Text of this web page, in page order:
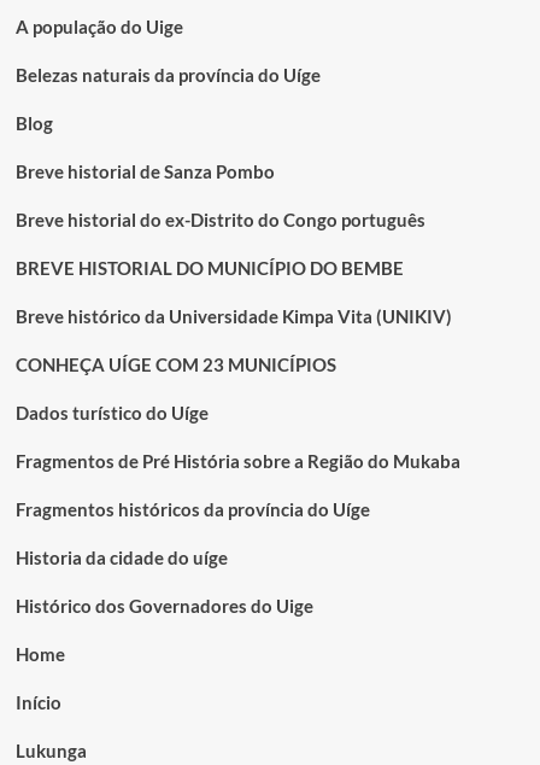
A população do Uige
Belezas naturais da província do Uíge
Blog
Breve historial de Sanza Pombo
Breve historial do ex-Distrito do Congo português
BREVE HISTORIAL DO MUNICÍPIO DO BEMBE
Breve histórico da Universidade Kimpa Vita (UNIKIV)
CONHEÇA UÍGE COM 23 MUNICÍPIOS
Dados turístico do Uíge
Fragmentos de Pré História sobre a Região do Mukaba
Fragmentos históricos da província do Uíge
Historia da cidade do uíge
Histórico dos Governadores do Uige
Home
Início
Lukunga